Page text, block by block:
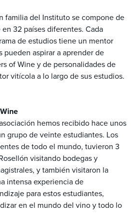
familia del Instituto se compone de
en 32 países diferentes. Cada
de estudios tiene un mentor
pueden aspirar a aprender de
of Wine y de personalidades de
vitícola a lo largo de sus estudios.
hemos recibido hace unos
grupo de veinte estudiantes. Los
de todo el mundo, tuvieron 3
visitando bodegas y
y también visitaron la
intensa experiencia de
para estos estudiantes,
en el mundo del vino y todo lo